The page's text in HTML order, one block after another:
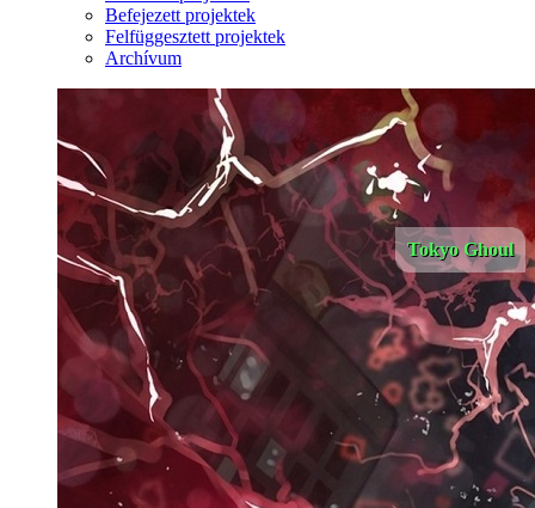
Befejezett projektek
Felfüggesztett projektek
Archívum
Tokyo Ghoul